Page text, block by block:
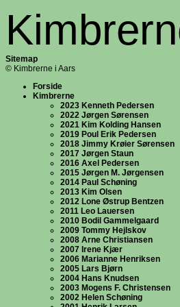
Sitemap
© Kimbrerne i Aars
Forside
Kimbrerne
2023 Kenneth Pedersen
2022 Jørgen Sørensen
2021 Kim Kolding Hansen
2019 Poul Erik Pedersen
2018 Jimmy Krøier Sørensen
2017 Jørgen Staun
2016 Axel Pedersen
2015 Jørgen M. Jørgensen
2014 Paul Schøning
2013 Kim Olsen
2012 Lone Østrup Bentzen
2011 Leo Lauersen
2010 Bodil Gammelgaard
2009 Tommy Hejlskov
2008 Arne Christiansen
2007 Irene Kjær
2006 Marianne Henriksen
2005 Lars Bjørn
2004 Hans Knudsen
2003 Mogens F. Christensen
2002 Helen Schøning